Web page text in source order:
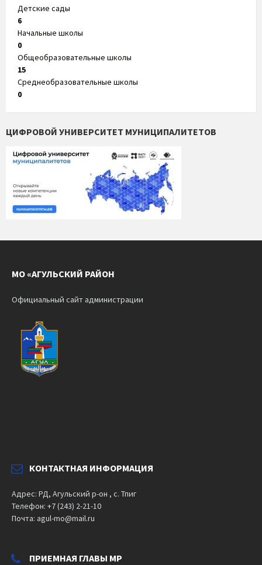
Детские сады
6
Начальные школы
0
Общеобразовательные школы
15
Среднеобразовательные школы
0
ЦИФРОВОЙ УНИВЕРСИТЕТ МУНИЦИПАЛИТЕТОВ
МО «АГУЛЬСКИЙ РАЙОН
Официальный сайт администрации
КОНТАКТНАЯ ИНФОРМАЦИЯ
Адрес: РД, Агульский р-он , с. Тпиг
Телефон: +7 (243) 2-21-10
Почта: agul-mo@mail.ru
ПРИЕМНАЯ ГЛАВЫ МР